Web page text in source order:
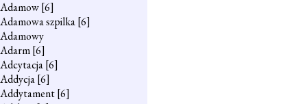
Adamow[6]
Adamowa szpilka[6]
Adamowy
Adarm[6]
Adcytacja[6]
Addycja[6]
Addytament[6]